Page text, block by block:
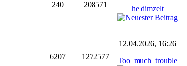
240 208571
heldimzelt
6207 1272577
12.04.2026, 16:26
Too_much_trouble